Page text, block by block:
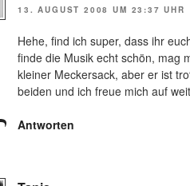
13. AUGUST 2008 UM 23:37 UHR
Hehe, find ich super, dass ihr
finde die Musik echt schön, mag
kleiner Meckersack, aber er ist
beiden und ich freue mich auf
Antworten